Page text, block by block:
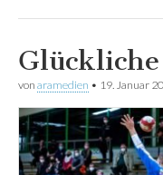
von aramedien • 19. Januar